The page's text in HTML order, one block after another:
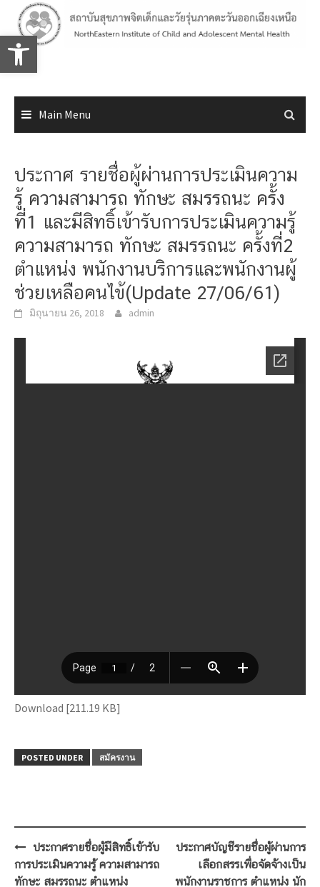
Open toolbar
content
Main Menu
ประกาศ รายชื่อผู้ผ่านการประเมินความ
รู้ ความสามารถ ทักษะ สมรรถนะ ครั้ง
ที่1 และมีสิทธิ์เข้ารับการประเมินความรู้
ความสามารถ ทักษะ สมรรถนะ ครั้งที่2
ตำแหน่ง พนักงานบริการและพนักงานผู้
ช่วยเหลือคนไข้(Update 27/06/61)
มิถุนายน 26, 2018 admin
Download [211.19 KB]
POSTED UNDER สมัครงาน
Post
navigation
ประกาศรายชื่อผู้มีสิทธิ์เข้ารับ
การประเมินความรู้ ความสามารถ
ทักษะ สมรรถนะ ตำแหน่ง
ประกาศบัญชีรายชื่อผู้ผ่านการ
เลือกสรรเพื่อจัดจ้างเป็น
พนักงานราชการ ตำแหน่ง นัก